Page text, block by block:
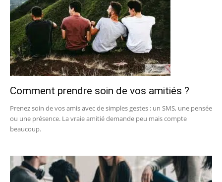
Comment prendre soin de vos amitiés ?
Prenez soin de vos amis avec de simples gestes : un SMS, une pensée
ou une présence. La vraie amitié demande peu mais compte
beaucoup.